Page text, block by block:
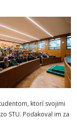
ktorí svojimi
STU. Poďakoval im za